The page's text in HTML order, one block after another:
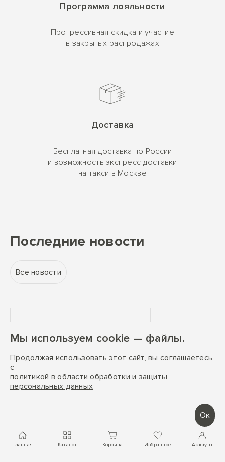
Программа лояльности
Прогрессивная скидка и участие
в закрытых распродажах
Доставка
Бесплатная доставка по России
и возможность экспресс доставки
на такси в Москве
Последние новости
Все новости
повышает качество
Статьи 27 мая 2024
для кожи
Главная Каталог Корзина Избранное Аккаунт
Мы используем cookie — файлы.
Продолжая использовать этот сайт, вы соглашаетесь
с
политикой в области обработки и защиты
персональных данных
Ок